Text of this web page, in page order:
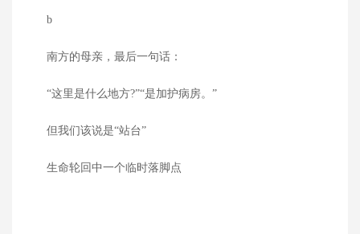
b
南方的母亲，最后一句话：
“这里是什么地方?”“是加护病房。”
但我们该说是“站台”
生命轮回中一个临时落脚点